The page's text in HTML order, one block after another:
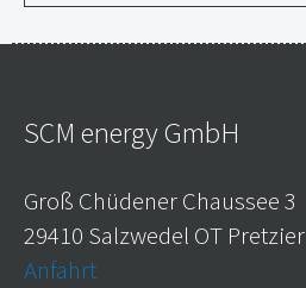
SCM energy GmbH
Groß Chüdener Chaussee 3
29410 Salzwedel OT Pretzier
Anfahrt